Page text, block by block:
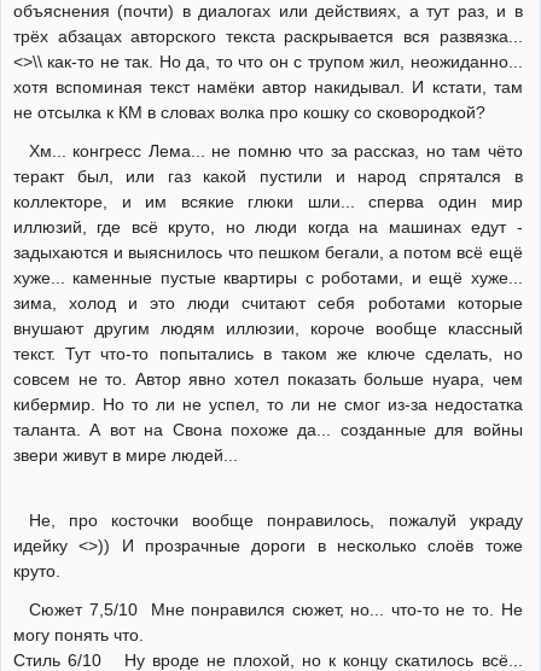
объяснения (почти) в диалогах или действиях, а тут раз, и в
трёх абзацах авторского текста раскрывается вся развязка...
<>\\ как-то не так. Но да, то что он с трупом жил, неожиданно...
хотя вспоминая текст намёки автор накидывал. И кстати, там
не отсылка к КМ в словах волка про кошку со сковородкой?
Хм... конгресс Лема... не помню что за рассказ, но там чёто
теракт был, или газ какой пустили и народ спрятался в
коллекторе, и им всякие глюки шли... сперва один мир
иллюзий, где всё круто, но люди когда на машинах едут -
задыхаются и выяснилось что пешком бегали, а потом всё ещё
хуже... каменные пустые квартиры с роботами, и ещё хуже...
зима, холод и это люди считают себя роботами которые
внушают другим людям иллюзии, короче вообще классный
текст. Тут что-то попытались в таком же ключе сделать, но
совсем не то. Автор явно хотел показать больше нуара, чем
кибермир. Но то ли не успел, то ли не смог из-за недостатка
таланта. А вот на Свона похоже да... созданные для войны
звери живут в мире людей...
Не, про косточки вообще понравилось, пожалуй украду
идейку <>)) И прозрачные дороги в несколько слоёв тоже
круто.
Сюжет 7,5/10 Мне понравился сюжет, но... что-то не то. Не
могу понять что.
Стиль 6/10 Ну вроде не плохой, но к концу скатилось всё...